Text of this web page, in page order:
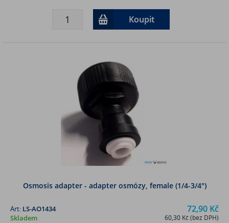
Koupit
Osmosis adapter - adapter osmózy, female (1/4-3/4")
72,90 Kč
60,30 Kč (bez DPH)
Art: LS-AO1434
Skladem